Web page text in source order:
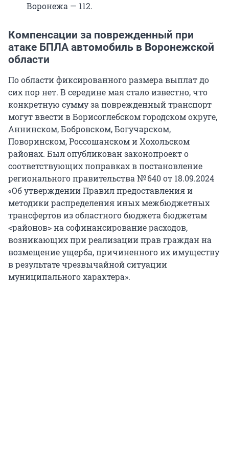
Воронежа — 112.
Компенсации за поврежденный при
атаке БПЛА автомобиль в Воронежской
области
По области фиксированного размера выплат до
сих пор нет. В середине мая стало известно, что
конкретную сумму за поврежденный транспорт
могут ввести в Борисоглебском городском округе,
Аннинском, Бобровском, Богучарском,
Поворинском, Россошанском и Хохольском
районах. Был опубликован законопроект о
соответствующих поправках в постановление
регионального правительства № 640 от 18.09.2024
«Об утверждении Правил предоставления и
методики распределения иных межбюджетных
трансфертов из областного бюджета бюджетам
<районов> на софинансирование расходов,
возникающих при реализации прав граждан на
возмещение ущерба, причиненного их имуществу
в результате чрезвычайной ситуации
муниципального характера».